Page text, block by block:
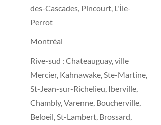
des-Cascades, Pincourt, L'Île-
Perrot
Montréal
Rive-sud : Chateauguay, ville
Mercier, Kahnawake, Ste-Martine,
St-Jean-sur-Richelieu, Iberville,
Chambly, Varenne, Boucherville,
Beloeil, St-Lambert, Brossard,